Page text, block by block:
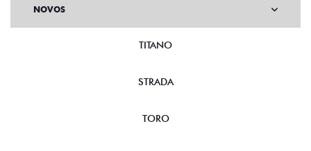
NOVOS
TITANO
STRADA
TORO